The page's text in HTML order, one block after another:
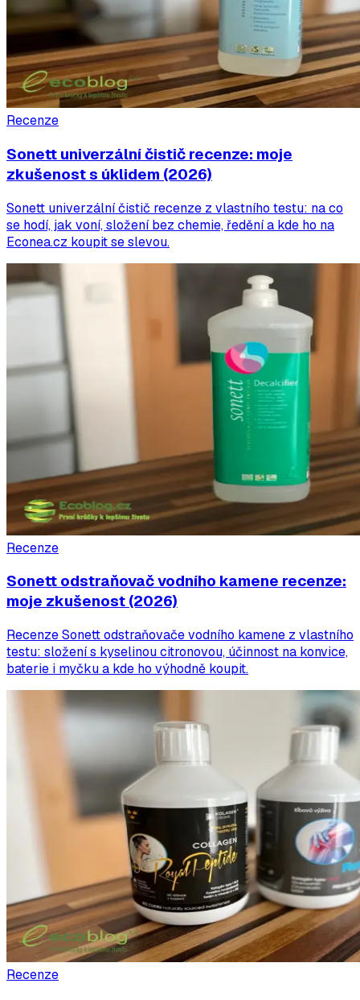
Recenze
Sonett univerzální čistič recenze: moje
zkušenost s úklidem (2026)
Sonett univerzální čistič recenze z vlastního testu: na co
se hodí, jak voní, složení bez chemie, ředění a kde ho na
Econea.cz koupit se slevou.
Recenze
Sonett odstraňovač vodního kamene recenze:
moje zkušenost (2026)
Recenze Sonett odstraňovače vodního kamene z vlastního
testu: složení s kyselinou citronovou, účinnost na konvice,
baterie i myčku a kde ho výhodně koupit.
Recenze